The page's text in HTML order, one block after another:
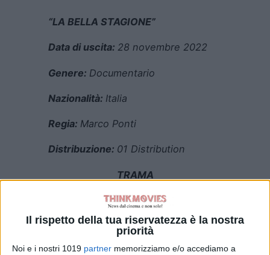
Il rispetto della tua riservatezza è la nostra
priorità
Noi e i nostri 1019 partner memorizziamo e/o accediamo a
“LA BELLA STAGIONE”
Data di uscita: 28 novembre 2022
Genere: Documentario
Nazionalità: Italia
Regia: Marco Ponti
Distribuzione: 01 Distribution
TRAMA
“LA BELLA STAGIONE”
Genova nel 1990. Una giovane
squadra, la Sampdoria di Vialli e
Mancini, che da qualche anno sta